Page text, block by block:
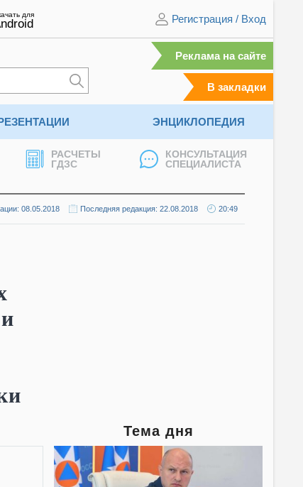
для Регистрация / Вход
Реклама на сайте
В закладки
ЭНЦИКЛОПЕДИЯ
РАСЧЕТЫ
ГДЗС
КОНСУЛЬТАЦИЯ
СПЕЦИАЛИСТА
08.05.2018 Последняя редакция: 22.08.2018 20:49
Тема дня